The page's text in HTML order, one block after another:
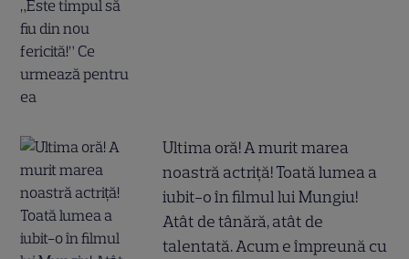
Ultima oră! A murit marea
noastră actriță! Toată lumea a
iubit-o în filmul lui Mungiu!
Atât de tânără, atât de
talentată. Acum e împreună cu